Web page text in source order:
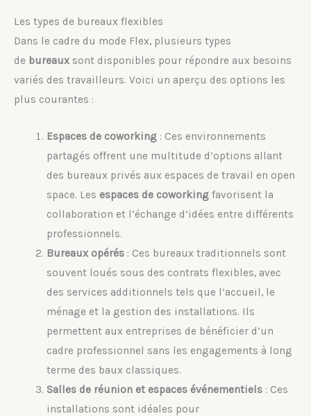
Les types de bureaux flexibles
Dans le cadre du mode Flex, plusieurs types
de bureaux sont disponibles pour répondre aux besoins
variés des travailleurs. Voici un aperçu des options les
plus courantes :
Espaces de coworking: Ces environnements
partagés offrent une multitude d’options allant
des bureaux privés aux espaces de travail en open
space. Les espaces de coworkingfavorisent la
collaboration et l’échange d’idées entre différents
professionnels.
Bureaux opérés: Ces bureaux traditionnels sont
souvent loués sous des contrats flexibles, avec
des services additionnels tels que l’accueil, le
ménage et la gestion des installations. Ils
permettent aux entreprises de bénéficier d’un
cadre professionnel sans les engagements à long
terme des baux classiques.
Salles de réunion et espaces événementiels: Ces
installations sont idéales pour